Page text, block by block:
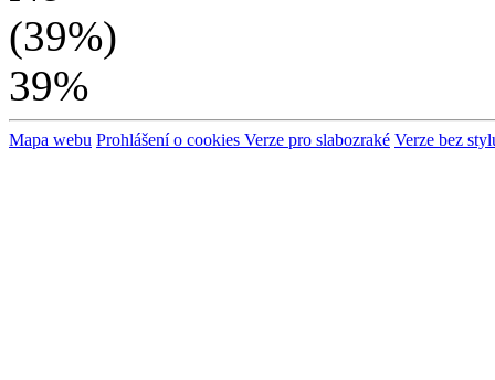
39%
Mapa webu Prohlášení o cookies Verze pro slabozraké Verze bez